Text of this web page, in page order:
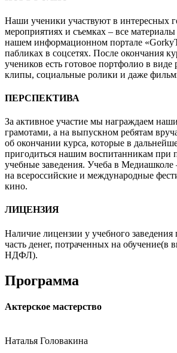
Наши ученики участвуют в интересных
мероприятиях и съемках – все
нашем информационном портале
пабликах в соцсетях. После окончания
учеников есть готовое портфолио в виде
клипы, социальные ролики и даже
ПЕРСПЕКТИВА
За активное участие мы награждаем
грамотами, а на выпускном ребятам
об окончании курса, которые в
пригодиться нашим воспитанникам при
учебные заведения. Учеба в Медиашколе
на всероссийские и международные
кино.
ЛИЦЕНЗИЯ
Наличие лицензии у учебного заведения
часть денег, потраченных на обучение(в
НДФЛ).
Программа
Актерское мастерство
Наталья Головакина